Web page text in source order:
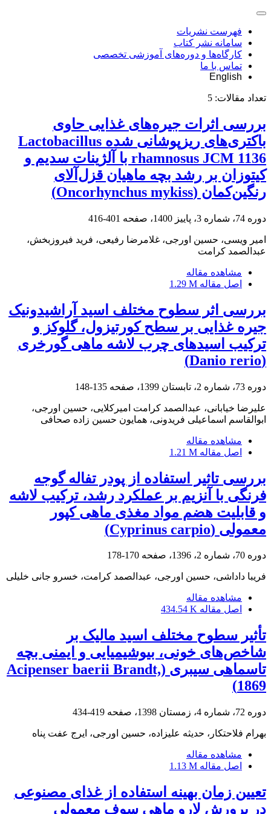
فهرست نشریات
سامانه نشر کتاب
کارگاه‌ها و دوره‌های آموزشی تخصصی
تماس با ما
English
تعداد مقالات: 5
بررسی اثرات جیره‌های غذایی حاوی
باکتری‌های ریزپوشانی شده Lactobacillus
rhamnosus JCM 1136 با آلژینات سدیم و
کیتوزان بر رشد بچه ماهیان قزل‌آلای
رنگین‌کمان (Oncorhynchus mykiss)
دوره 74، شماره 3، پاییز 1400، صفحه 401-416
امیر ویسی، حسین اورجی، غلامرضا رفیعی، فرید فیروزبخش،
عبدالصمد کرامت
مشاهده مقاله
اصل مقاله 1.29 M
بررسی اثر سطوح مختلف اسید آراشیدونیک
جیره غذایی بر سطح کورتیزول، گلوکز و
ترکیب اسیدهای چرب لاشه ماهی گورخری
(Danio rerio)
دوره 73، شماره 2، تابستان 1399، صفحه 135-148
علیرضا خیابانی، عبدالصمد کرامت امیرکلایی، حسین اورجی،
ابوالقاسم اسماعیلی فریدونی، همایون حسین زاده صحافی
مشاهده مقاله
اصل مقاله 1.21 M
بررسی تاثیر استفاده از پودر تفاله گوجه
فرنگی با آنزیم بر عملکرد رشد، ترکیب لاشه
و قابلیت هضم مواد مغذی ماهی کپور
معمولی (Cyprinus carpio)
دوره 70، شماره 2، 1396، صفحه 170-178
فریبا داداشی، حسین اورجی، عبدالصمد کرامت، خسرو جانی خلیلی
مشاهده مقاله
اصل مقاله 434.54 K
تأثیر سطوح مختلف اسید مالیک بر
شاخص‌های خونی، بیوشیمیایی و ایمنی بچه
تاسماهی سیبری (Acipenser baerii Brandt,
1869)
دوره 72، شماره 4، زمستان 1398، صفحه 419-434
بهرام فلاحتکار، حدیثه علیزاده، حسین اورجی، ایرج عفت پناه
مشاهده مقاله
اصل مقاله 1.13 M
تعیین زمان بهینه استفاده از غذای مصنوعی
در پرورش لارو ماهی سوف معمولی